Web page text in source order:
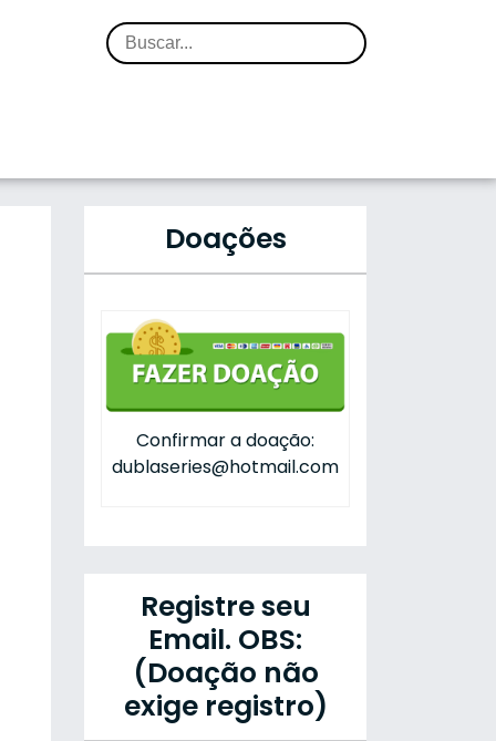
Doações
Confirmar a doação:
dublaseries@hotmail.com
Registre seu
Email. OBS:
(Doação não
exige registro)